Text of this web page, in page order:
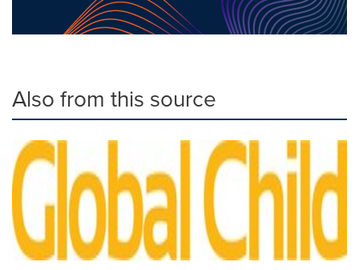
Also from this source